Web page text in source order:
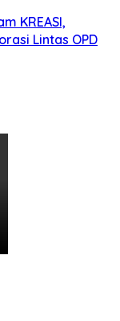
KREASI,
Lintas OPD